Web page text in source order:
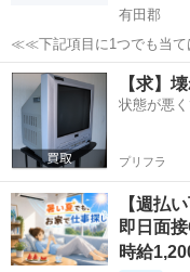
有田郡
≪≪下記項目に1つでも当
ちのお金がほとんど無い ②
る、止まりそう ④今スグ働きた
コーディネータ...
和歌山 有田郡 倉庫
【求】
状態が悪
プリフラ
【週払
即日面
時給